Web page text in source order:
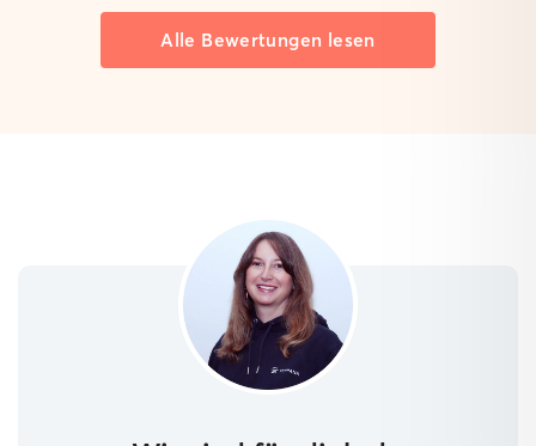
Alle Bewertungen lesen